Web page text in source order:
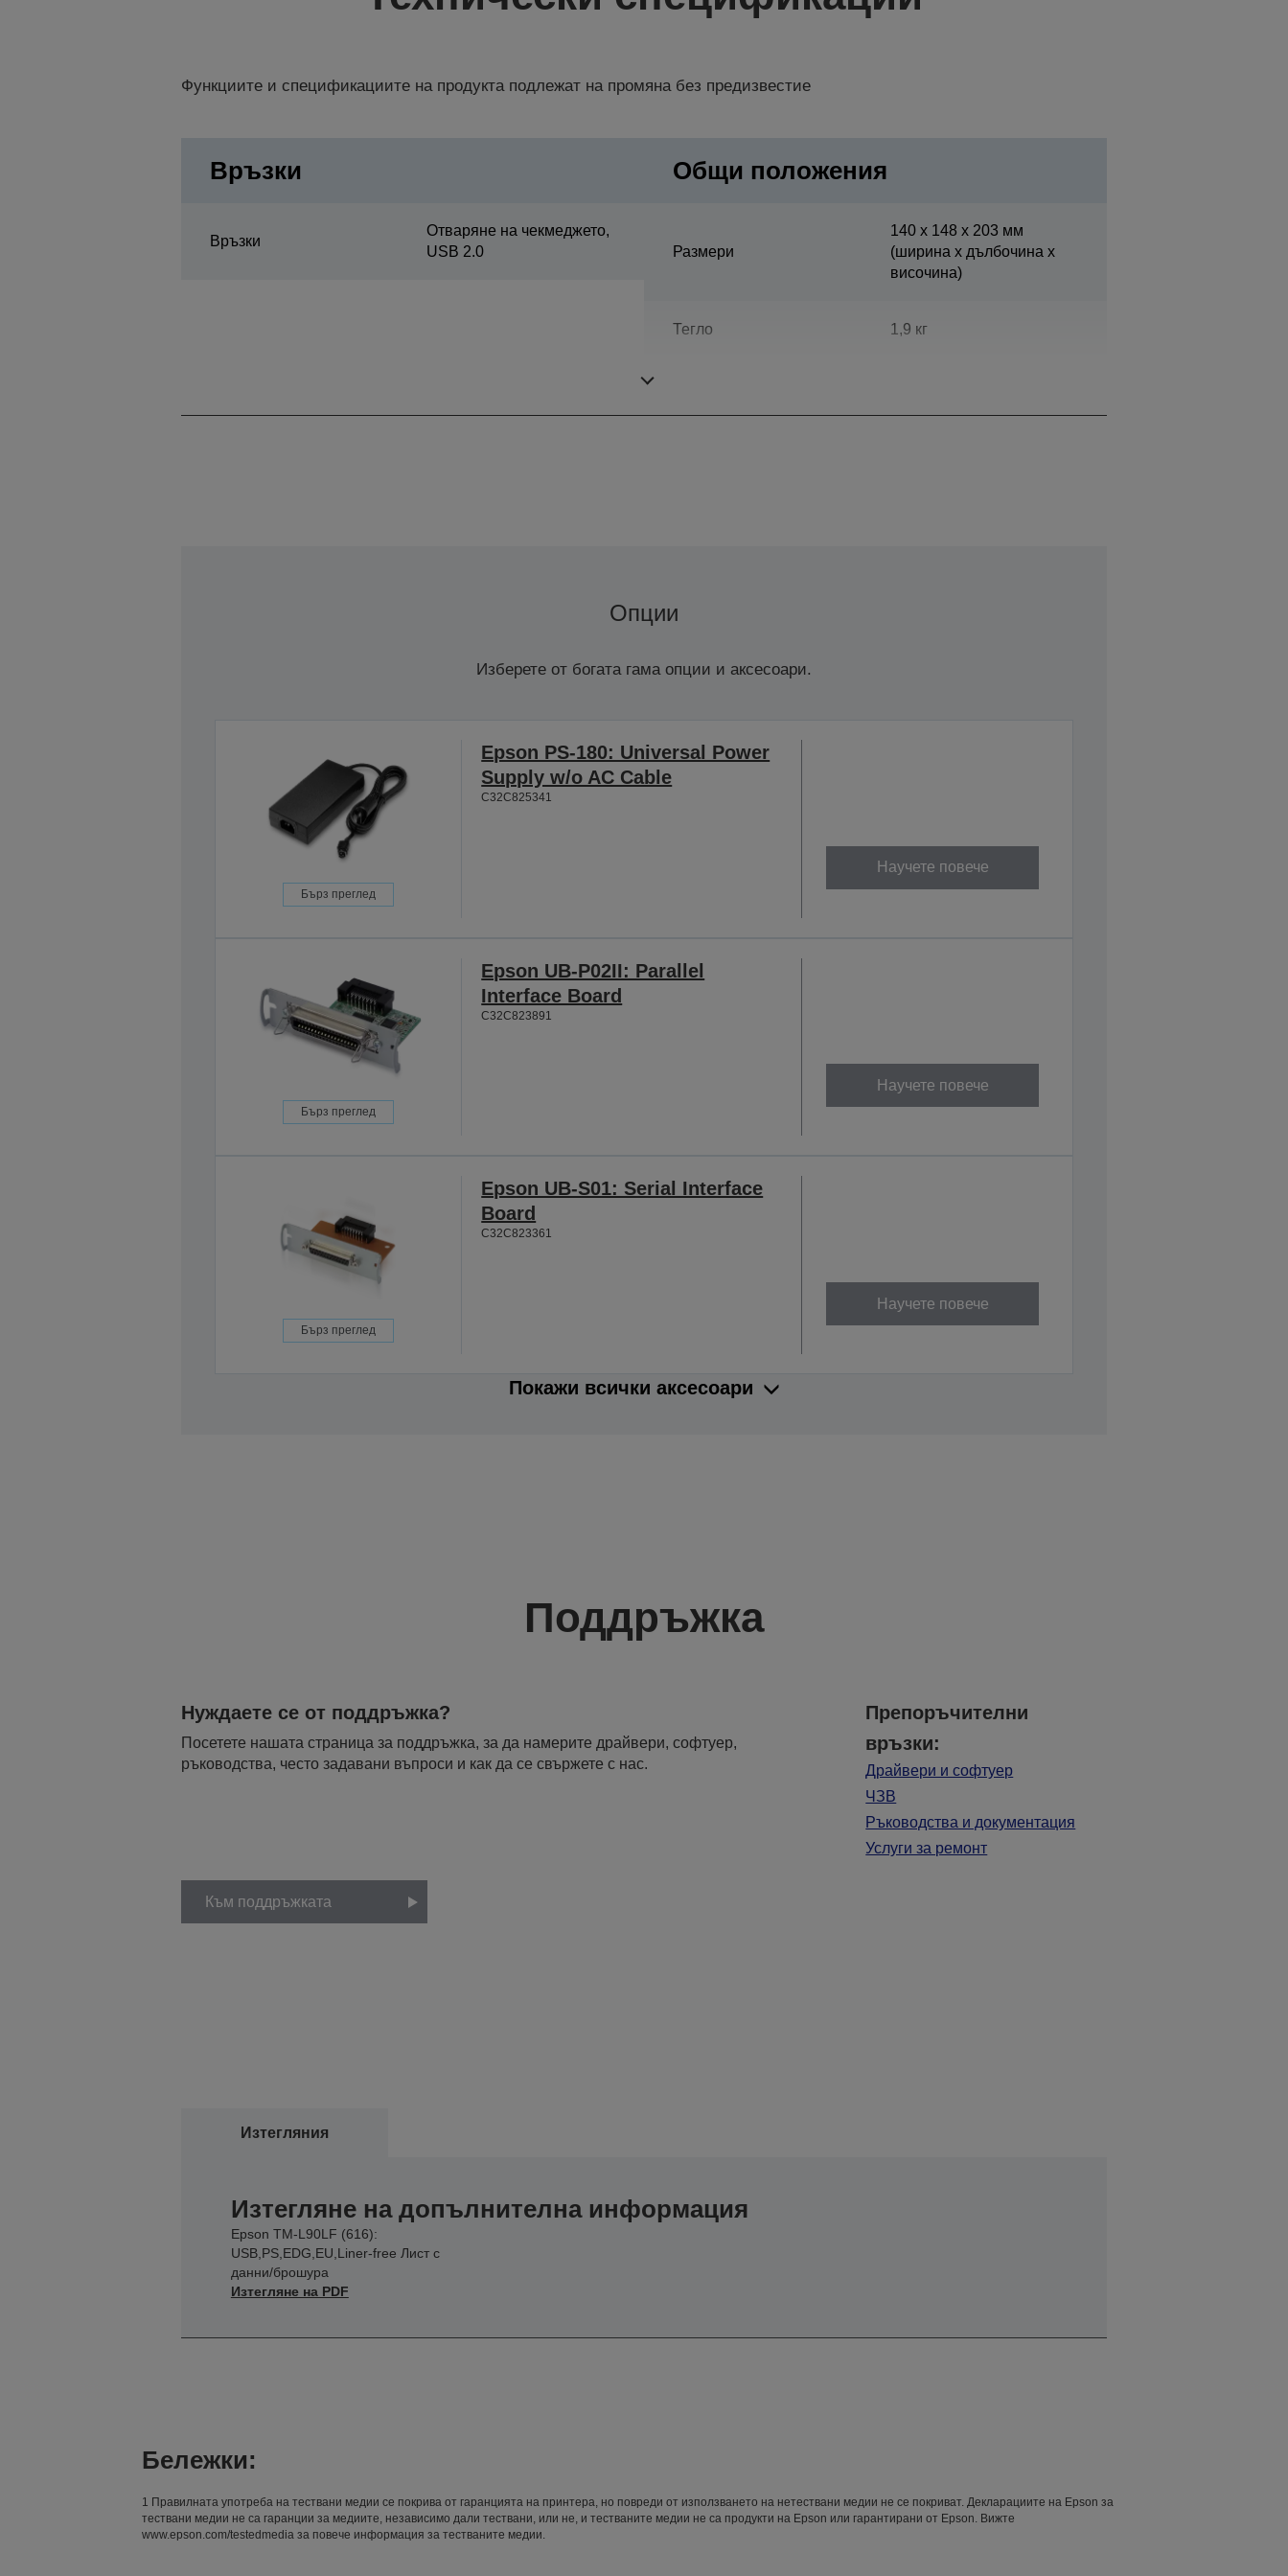
Функциите и спецификациите на продукта подлежат на промяна без предизвестие
Връзки
Връзки
Отваряне на чекмеджето,
USB 2.0
Общи положения
Размери
140‎ x 148 x 203 мм
(ширина x дълбочина x
височина)
Тегло 1,9 кг
Опции
Изберете от богата гама опции и аксесоари.
Бърз преглед
Epson PS-180: Universal Power
Supply w/o AC Cable
C32C825341
Научете повече
Бърз преглед
Epson UB-P02II: Parallel
Interface Board
C32C823891
Научете повече
Бърз преглед
Epson UB-S01: Serial Interface
Board
C32C823361
Научете повече
Покажи всички аксесоари
Поддръжка
Нуждаете се от поддръжка?
Посетете нашата страница за поддръжка, за да намерите драйвери, софтуер,
ръководства, често задавани въпроси и как да се свържете с нас.
Препоръчителни
връзки:
Драйвери и софтуер
ЧЗВ
Ръководства и документация
Услуги за ремонт
Към поддръжката
Изтегляния
Изтегляне на допълнителна информация
Epson TM-L90LF (616):
USB,PS,EDG,EU,Liner-free Лист с
данни/брошура
Изтегляне на PDF
Бележки:
1 Правилната употреба на тествани медии се покрива от гаранцията на принтера, но повреди от използването на нетествани медии не се покриват. Декларациите на Epson за
тествани медии не са гаранции за медиите, независимо дали тествани, или не, и тестваните медии не са продукти на Epson или гарантирани от Epson. Вижте
www.epson.com/testedmedia за повече информация за тестваните медии.